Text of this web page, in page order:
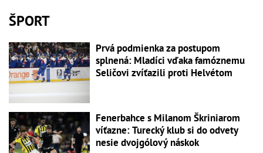
ŠPORT
Prvá podmienka za postupom
splnená: Mladíci vďaka famóznemu
Seličovi zvíťazili proti Helvétom
Fenerbahce s Milanom Škriniarom
víťazne: Turecký klub si do odvety
nesie dvojgólový náskok